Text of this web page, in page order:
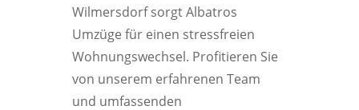
Wilmersdorf sorgt Albatros
Umzüge für einen stressfreien
Wohnungswechsel. Profitieren Sie
von unserem erfahrenen Team
und umfassenden